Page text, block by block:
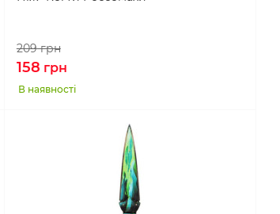
209грн
158 грн
В наявності